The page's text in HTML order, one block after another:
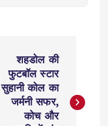
शहडोल की
फुटबॉल स्टार
सुहानी कोल का
जर्मनी सफर,
कोच और